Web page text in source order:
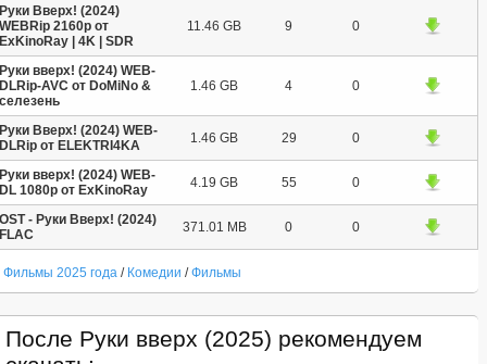
Руки Вверх! (2024)
WEBRip 2160p от
ExKinoRay | 4K | SDR
11.46 GB 9 0
Руки вверх! (2024) WEB-
DLRip-AVC от DoMiNo &
селезень
1.46 GB 4 0
Руки Вверх! (2024) WEB-
DLRip от ELEKTRI4KА
1.46 GB 29 0
Руки вверх! (2024) WEB-
DL 1080p от ExKinoRay
4.19 GB 55 0
OST - Руки Вверх! (2024)
FLAC
371.01 MB 0 0
Фильмы 2025 года / Комедии /Фильмы
После Руки вверх (2025) рекомендуем